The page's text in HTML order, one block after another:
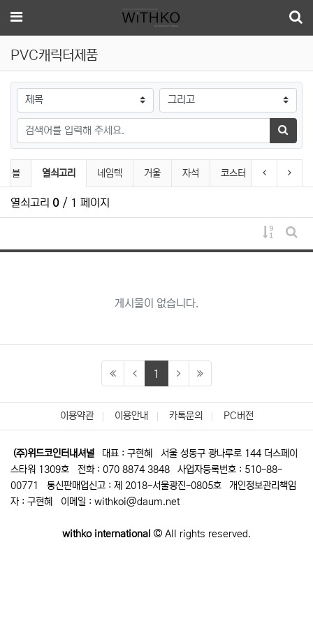
메뉴
PVC캐릭터제품
검색대상
검색어
검색하
PVC캐릭터제품 분류 목록
이블 현재 분류
열쇠고리 네임텍 거울 자석 코스터 이전 분류다음
열쇠고리 0 / 1 페이지
게시물
게시
게시물이 없습니다.
1 (current)
이용약관 이용안내 카톡문의 PC버전
(주)위드코인터내셔널 대표 : 구현혜
서울 성동구 광나루로 144 더스페이
스타워 1309호
전화 : 070 8874 3848
사업자등록번호 : 510-88-
00771
통신판매업신고 : 제 2018-서울광진-0805호
개인정보관리책임
자 : 구현혜
이메일 : withkoi@daum.net
withko international All rights reserved.